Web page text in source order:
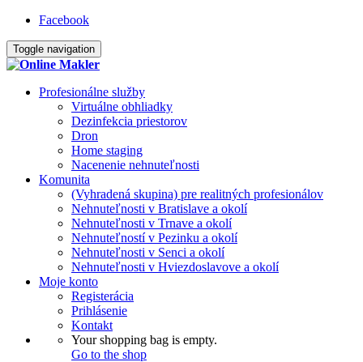
Facebook
Toggle navigation
Profesionálne služby
Virtuálne obhliadky
Dezinfekcia priestorov
Dron
Home staging
Nacenenie nehnuteľnosti
Komunita
(Vyhradená skupina) pre realitných profesionálov
Nehnuteľnosti v Bratislave a okolí
Nehnuteľnosti v Trnave a okolí
Nehnuteľností v Pezinku a okolí
Nehnuteľnosti v Senci a okolí
Nehnuteľnosti v Hviezdoslavove a okolí
Moje konto
Registerácia
Prihlásenie
Kontakt
Your shopping bag is empty.
Go to the shop